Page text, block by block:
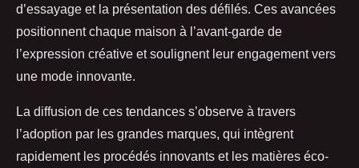
d’essayage et la présentation des défilés. Ces avancées
positionnent chaque maison à l’avant-garde de
l’expression créative et soulignent leur engagement vers
une mode innovante.
La diffusion de ces tendances s’observe à travers
l’adoption par les grandes marques, qui intègrent
rapidement les procédés innovants et les matières éco-